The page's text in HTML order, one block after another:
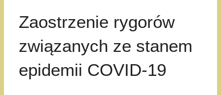
Zaostrzenie rygorów
związanych ze stanem
epidemii COVID-19